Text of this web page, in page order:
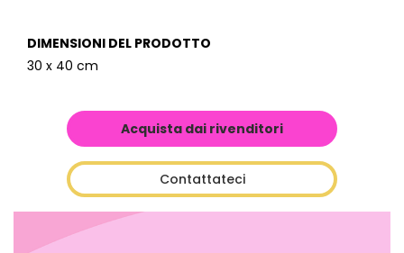
DIMENSIONI DEL PRODOTTO
30 x 40 cm
Acquista dai rivenditori
Contattateci